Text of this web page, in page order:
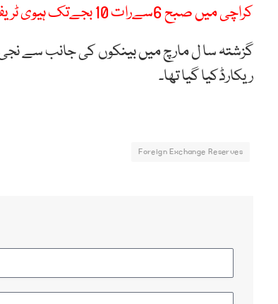
کراچی میں صبح 6سےرات 10 بجےتک ہیوی ٹریفک پر2 ماہ تک پابندی عائد
ریکارڈکیا گیا تھا۔
Foreign Exchange Reserves